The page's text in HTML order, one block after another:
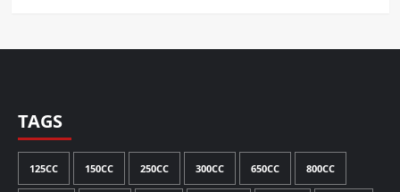
TAGS
125CC 150CC 250CC 300CC 650CC 800CC